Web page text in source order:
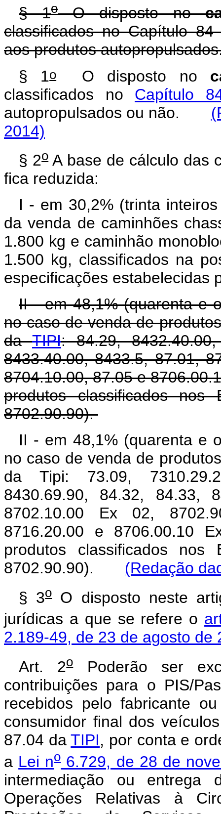
§ 1oO disposto no
classificados no Capítulo
aos produtos
§ 1oO disposto no
classificados no Capítulo
autopropulsados ou não.
2014)
§ 2oA base de cálculo das
fica reduzida:
I - em 30,2% (trinta
da venda de caminhões
1.800 kg e caminhão
1.500 kg, classificados na
especificações estabelecidas
II - em 48,1% (quarenta e
no caso de venda de
daTIPI: 84.29,
8433.40.00, 8433.5, 87.01,
8704.10.00, 87.05 e
produtos classificados
8702.90.90).
II - em 48,1% (quarenta e
no caso de venda de
da Tipi: 73.09,
8430.69.90, 84.32, 84.33,
8702.10.00 Ex 02,
8716.20.00 e 8706.00.10
produtos classificados
8702.90.90). (Redação
§ 3oO disposto neste
jurídicas a que se refere o
2.189-49, de 23 de agosto de
Art. 2oPoderão ser
contribuições para o PIS/
recebidos pelo fabricante
consumidor final dos
87.04 daTIPI, por conta e
a Lei no6.729, de 28 de
intermediação ou
Operações Relativas à